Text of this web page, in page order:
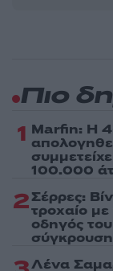
Πιο
1 Marfin: Η
100.000
2Σέρρες:
τροχαίο
οδηγός
σύγκρουση
Λένα